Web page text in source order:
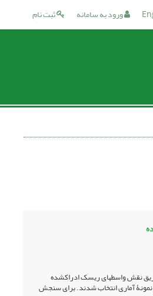
ثبت نام ورود به سامانه
نقش واسطه­ای ریسک ادراک­شده
365 نفر به روش تصادفی در دسترس به عنوان نمونۀ آماری انتخاب شدند. برای سنجش